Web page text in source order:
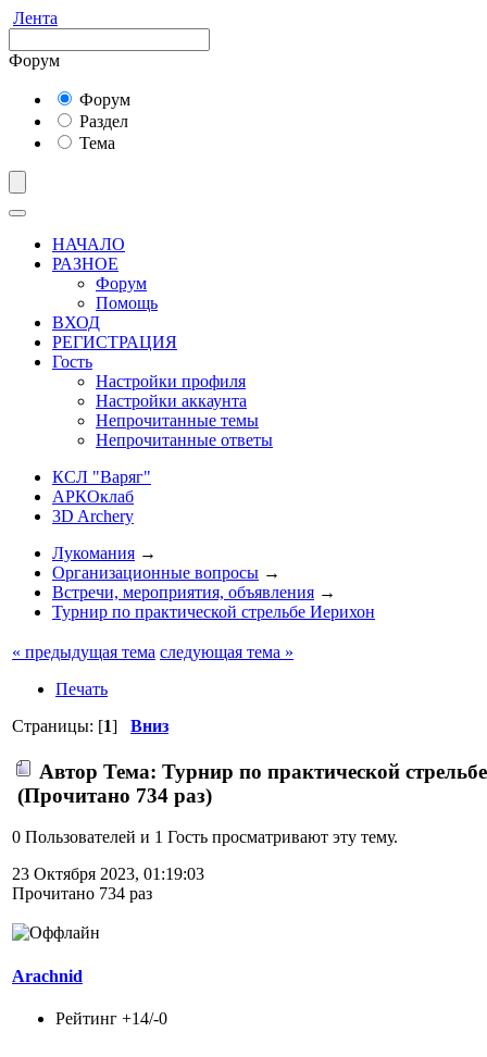
Лента
Форум
Форум
Раздел
Тема
НАЧАЛО
РАЗНОЕ
Форум
Помощь
ВХОД
РЕГИСТРАЦИЯ
Гость
Настройки профиля
Настройки аккаунта
Непрочитанные темы
Непрочитанные ответы
КСЛ "Варяг"
АРКОклаб
3D Archery
Лукомания →
Организационные вопросы →
Встречи, мероприятия, объявления →
Турнир по практической стрельбе Иерихон
« предыдущая тема следующая тема »
Печать
Страницы: [1] Вниз
Автор Тема: Турнир по практической
(Прочитано 734 раз)
0 Пользователей и 1 Гость просматривают эту тему.
23 Октября 2023, 01:19:03
Прочитано 734 раз
Arachnid
Рейтинг +14/-0